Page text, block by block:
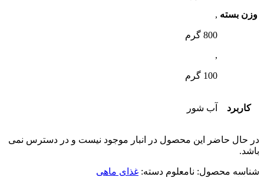
وزن بسته ,
800 گرم
,
100 گرم
کاربرد آب شور
در حال حاضر این محصول در انبار موجود نیست و در دسترس نمی
باشد.
شناسه محصول: نامعلوم دسته: غذای ماهی